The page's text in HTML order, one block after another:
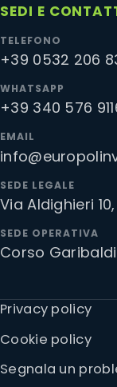
SEDI E
TELEFONO
+39 0532 206
WHATSAPP
+39 340 576
EMAIL
SEDE LEGALE
Via Aldighieri
SEDE OPERATIVA
Corso Garibaldi
Privacy policy
Cookie policy
Segnala un